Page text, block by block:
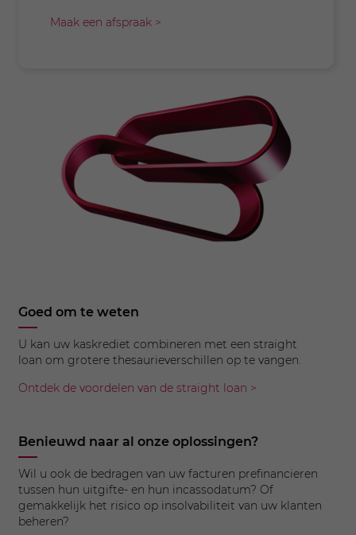
Maak een afspraak >
Goed om te weten
U kan uw kaskrediet combineren met een straight
loan om grotere thesaurieverschillen op te vangen.
Ontdek de voordelen van de straight loan >
Benieuwd naar al onze oplossingen?
Wil u ook de bedragen van uw facturen prefinancieren
tussen hun uitgifte- en hun incassodatum? Of
gemakkelijk het risico op insolvabiliteit van uw klanten
beheren?